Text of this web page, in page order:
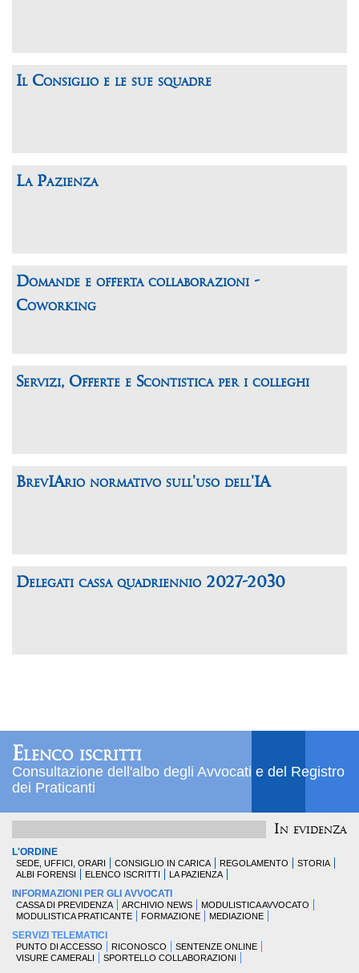
Il Consiglio e le sue squadre
La Pazienza
Domande e offerta collaborazioni -
Coworking
Servizi, Offerte e Scontistica per i colleghi
BrevIArio normativo sull'uso dell'IA
Delegati cassa quadriennio 2027-2030
Elenco iscritti
Consultazione dell'albo degli Avvocati e del Registro
dei Praticanti
In evidenza
L'ORDINE
SEDE, UFFICI, ORARI CONSIGLIO IN CARICA REGOLAMENTO
STORIA
ALBI FORENSI
ELENCO ISCRITTI LA PAZIENZA
INFORMAZIONI PER GLI AVVOCATI
CASSA DI PREVIDENZA ARCHIVIO NEWS
MODULISTICA AVVOCATO
MODULISTICA PRATICANTE
FORMAZIONE MEDIAZIONE
SERVIZI TELEMATICI
PUNTO DI ACCESSO RICONOSCO
SENTENZE ONLINE
VISURE CAMERALI
SPORTELLO COLLABORAZIONI